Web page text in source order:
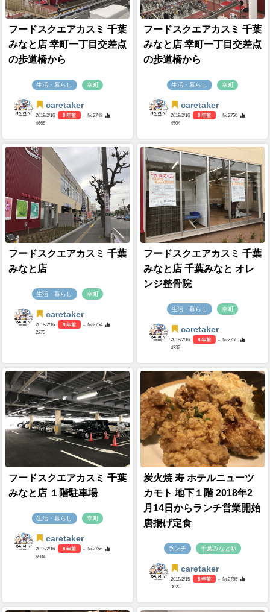
フードスクエアカスミ 千葉
みなと店 幸町一丁目交差点
の歩道橋から
生活・暮らし 幸町
caretaker
2018/2/16 8 年前
- №2749
4666
フードスクエアカスミ 千葉
みなと店 幸町一丁目交差点
の歩道橋から
生活・暮らし 幸町
caretaker
2018/2/16 8 年前
- №2750
4504
フードスクエアカスミ 千葉
みなと店
生活・暮らし 幸町
caretaker
2018/2/16 8 年前
- №2754
2275
フードスクエアカスミ 千葉
みなと店 千葉みなと オレ
ンジ整骨院
生活・暮らし 幸町
caretaker
2018/2/16 8 年前
- №2755
4232
フードスクエアカスミ 千葉
みなと店 １階駐車場
生活・暮らし 幸町
caretaker
2018/2/16 8 年前
- №2756
6904
炭火焼 寿 ホテルニューツ
カモト 地下１階 2018年2
月14日からランチ営業開始
唐揚げ定食
ランチ 千葉みなと駅
caretaker
2018/2/15 8 年前
- №2785
3022